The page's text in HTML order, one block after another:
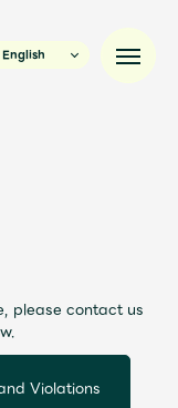
English
please contact us
Violations